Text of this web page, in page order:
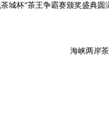
城杯”茶王争霸赛颁奖盛典圆
海峡两岸